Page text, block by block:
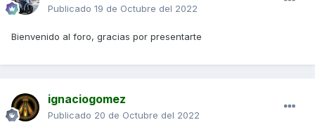
Publicado 19 de Octubre del 2022
Bienvenido al foro, gracias por presentarte
ignaciogomez
Publicado 20 de Octubre del 2022